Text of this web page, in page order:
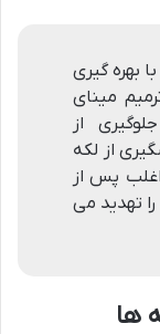
بهره گیری
مینای
از
از لکه
پس از
را تهدید می
ها